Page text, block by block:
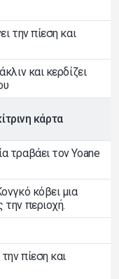
την πίεση και
και κερδίζει
κάρτα
τραβάει τον Yoane
κόβει μια
περιοχή.
πίεση και